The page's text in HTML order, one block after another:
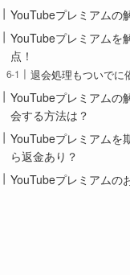
YouTubeプレミアムの
YouTubeプレミアムを
点！
退会処理もついでに
YouTubeプレミアムの
会する方法は？
YouTubeプレミアムを
ら返金あり？
YouTubeプレミアムの